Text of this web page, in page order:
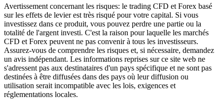
Avertissement concernant les risques: le trading CFD et Forex basé
sur les effets de levier est très risqué pour votre capital. Si vous
investissez dans ce produit, vous pouvez perdre une partie ou la
totalité de l'argent investi. C'est la raison pour laquelle les marchés
CFD et Forex peuvent ne pas convenir à tous les investisseurs.
Assurez-vous de comprendre les risques et, si nécessaire, demandez
un avis indépendant. Les informations reprises sur ce site web ne
s'adressent pas aux destinataires d'un pays spécifique et ne sont pas
destinées à être diffusées dans des pays où leur diffusion ou
utilisation serait incompatible avec les lois, exigences et
réglementations locales.